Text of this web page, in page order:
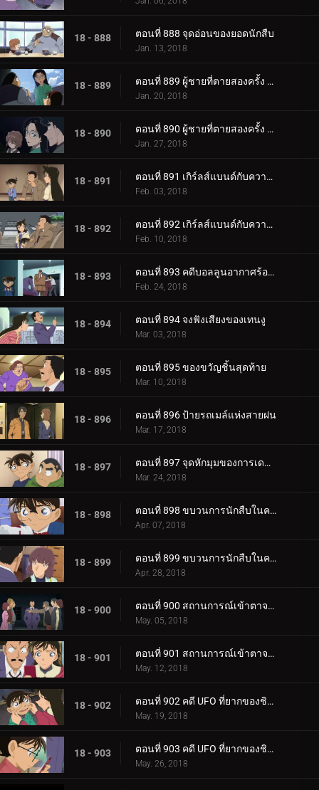
18 - 888 ตอนที่ 888 จุดอ่อนของยอดนักสืบ
Jan. 13, 2018
18 - 889 ตอนที่ 889 ผู้ชายที่ตายสองครั้ง (ตอนแรก)
Jan. 20, 2018
18 - 890 ตอนที่ 890 ผู้ชายที่ตายสองครั้ง (ตอนจบ)
Jan. 27, 2018
18 - 891 ตอนที่ 891 เกิร์ลส์แบนด์กับความสัมพันธ์อันแย่ (ตอนแรก)
Feb. 03, 2018
18 - 892 ตอนที่ 892 เกิร์ลส์แบนด์กับความสัมพันธ์อันแย่ (ตอนจบ)
Feb. 10, 2018
18 - 893 ตอนที่ 893 คดีบอลลูนอากาศร้อนปริศนา
Feb. 24, 2018
18 - 894 ตอนที่ 894 จงฟังเสียงของเทนงู
Mar. 03, 2018
18 - 895 ตอนที่ 895 ของขวัญชิ้นสุดท้าย
Mar. 10, 2018
18 - 896 ตอนที่ 896 ป้ายรถเมล์แห่งสายฝน
Mar. 17, 2018
18 - 897 ตอนที่ 897 จุดหักมุมของการเดทขับรถ
Mar. 24, 2018
18 - 898 ตอนที่ 898 ขบวนการนักสืบในความสับสน (ตอนแรก)
Apr. 07, 2018
18 - 899 ตอนที่ 899 ขบวนการนักสืบในความสับสน (ตอนจบ)
Apr. 28, 2018
18 - 900 ตอนที่ 900 สถานการณ์เข้าตาจนของโคนันในความมืด (ตอนแรก)
May. 05, 2018
18 - 901 ตอนที่ 901 สถานการณ์เข้าตาจนของโคนันในความมืด (ตอนจบ)
May. 12, 2018
18 - 902 ตอนที่ 902 คดี UFO ที่ยากของชิบะ (ตอนแรก)
May. 19, 2018
18 - 903 ตอนที่ 903 คดี UFO ที่ยากของชิบะ (ตอนจบ)
May. 26, 2018